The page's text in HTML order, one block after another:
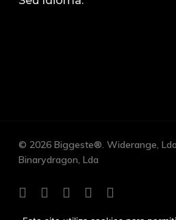
© 2026 Biggeste®. Widerange,
Binarydragon, Lda
facebookgoogle-whatsappphoneemail